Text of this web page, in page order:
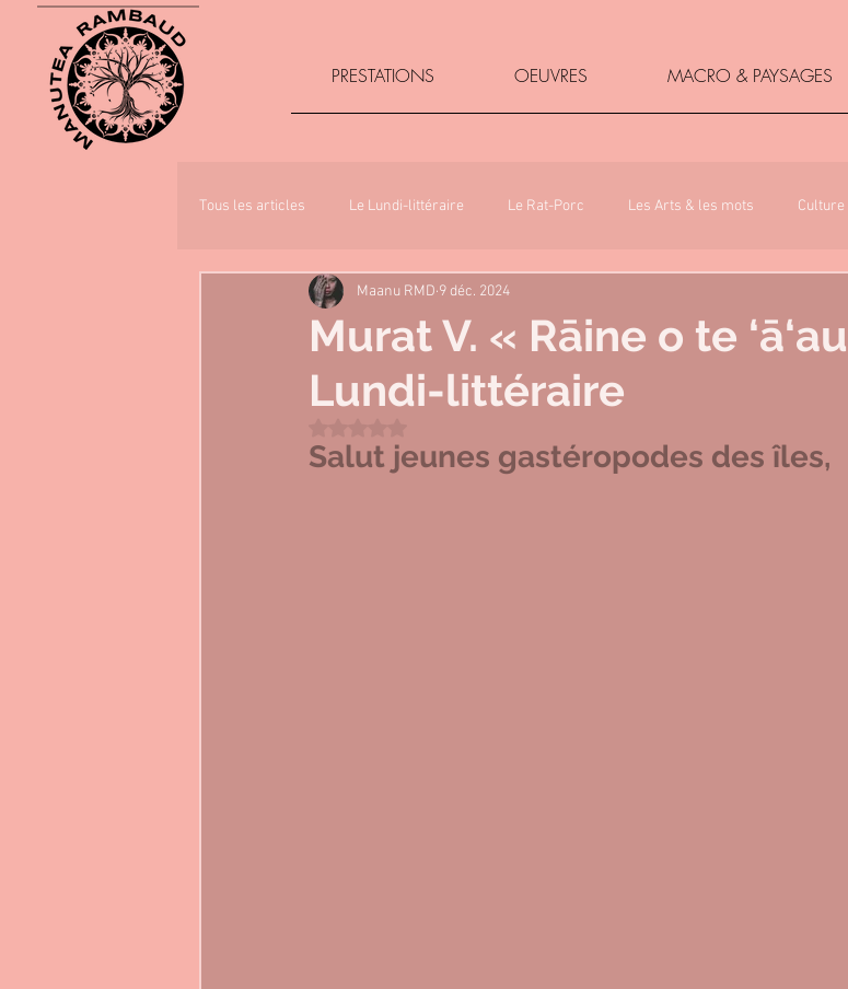
PRESTATIONS OEUVRES MACRO & PAYSAGES
Tous les articles Le Lundi-littéraire Le Rat-Porc Les Arts & les mots
Murat V. « Rāine o te
Lundi-littéraire
Maanu RMD 9 déc. 2024
Salut jeunes gastéropodes des îles,